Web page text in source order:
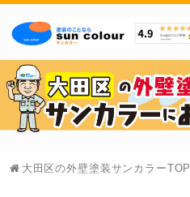
大田区の外壁塗装サンカラーTOP